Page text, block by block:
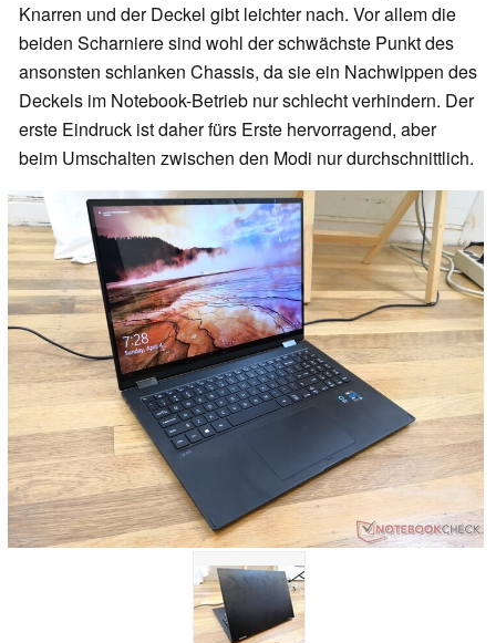
Knarren und der Deckel gibt leichter nach. Vor allem die
beiden Scharniere sind wohl der schwächste Punkt des
ansonsten schlanken Chassis, da sie ein Nachwippen des
Deckels im Notebook-Betrieb nur schlecht verhindern. Der
erste Eindruck ist daher fürs Erste hervorragend, aber
beim Umschalten zwischen den Modi nur durchschnittlich.